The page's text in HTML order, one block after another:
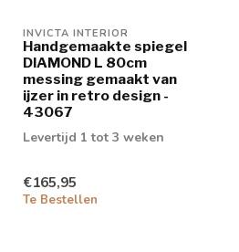
INVICTA INTERIOR
Handgemaakte spiegel
DIAMOND L 80cm
messing gemaakt van
ijzer in retro design -
43067
Levertijd 1 tot 3 weken
€165,95
Te Bestellen